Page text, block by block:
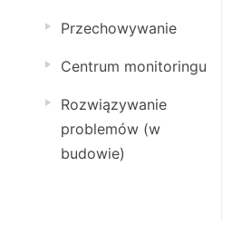
Przechowywanie
Centrum monitoringu
Rozwiązywanie
problemów (w
budowie)